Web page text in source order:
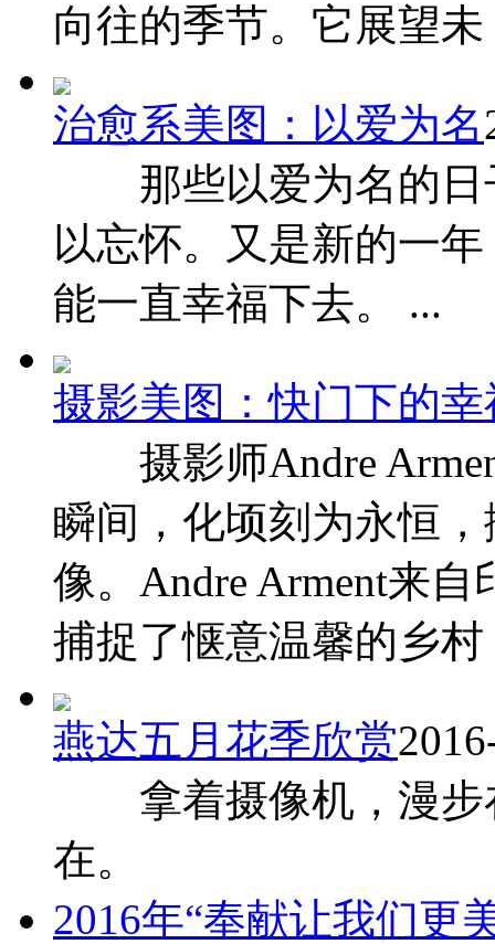
向往的季节。它展望未
治愈系美图：以爱为名
那些以爱为名的日
以忘怀。又是新的一
能一直幸福下去。 ...
摄影美图：快门下的
摄影师Andre
瞬间，化顷刻为永恒
像。Andre Arment来
捕捉了惬意温馨的乡村
燕达五月花季欣赏
拿着摄像机，漫步
在。
2016年“奉献让我们更